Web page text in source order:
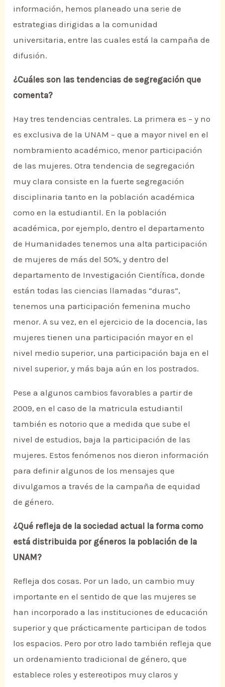
información, hemos planeado una serie de
estrategias dirigidas a la comunidad
universitaria, entre las cuales está la campaña de
difusión.
¿Cuáles son las tendencias de segregación que
comenta?
Hay tres tendencias centrales. La primera es – y no
es exclusiva de la UNAM – que a mayor nivel en el
nombramiento académico, menor participación
de las mujeres. Otra tendencia de segregación
muy clara consiste en la fuerte segregación
disciplinaria tanto en la población académica
como en la estudiantil. En la población
académica, por ejemplo, dentro el departamento
de Humanidades tenemos una alta participación
de mujeres de más del 50%, y dentro del
departamento de Investigación Científica, donde
están todas las ciencias llamadas “duras”,
tenemos una participación femenina mucho
menor. A su vez, en el ejercicio de la docencia, las
mujeres tienen una participación mayor en el
nivel medio superior, una participación baja en el
nivel superior, y más baja aún en los postrados.
Pese a algunos cambios favorables a partir de
2009, en el caso de la matricula estudiantil
también es notorio que a medida que sube el
nivel de estudios, baja la participación de las
mujeres. Estos fenómenos nos dieron información
para definir algunos de los mensajes que
divulgamos a través de la campaña de equidad
de género.
¿Qué refleja de la sociedad actual la forma como
está distribuida por géneros la población de la
UNAM?
Refleja dos cosas. Por un lado, un cambio muy
importante en el sentido de que las mujeres se
han incorporado a las instituciones de educación
superior y que prácticamente participan de todos
los espacios. Pero por otro lado también refleja que
un ordenamiento tradicional de género, que
establece roles y estereotipos muy claros y